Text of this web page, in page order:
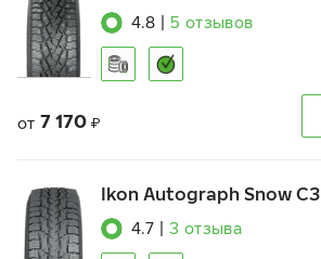
4.8 5 отзывов
от 7 170 ₽
Ikon Autograph Snow C3
4.7 3 отзыва